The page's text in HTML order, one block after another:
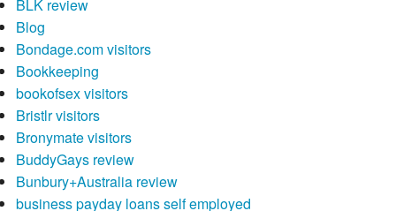
BLK review
Blog
Bondage.com visitors
Bookkeeping
bookofsex visitors
Bristlr visitors
Bronymate visitors
BuddyGays review
Bunbury+Australia review
business payday loans self employed